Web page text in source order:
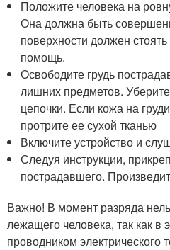
Положите человека на
Она должна быть
поверхности должен
помощь.
Освободите грудь
лишних предметов.
цепочки. Если кожа на
протрите ее сухой тканью
Включите устройство и
Следуя инструкции,
пострадавшего.
Важно! В момент разряда
лежащего человека, так как в
проводником электрического